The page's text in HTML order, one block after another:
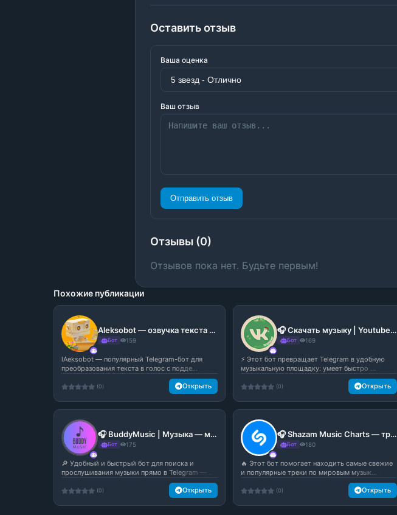
Оставить отзыв
Ваша оценка
Ваш отзыв
Отправить отзыв
Отзывы (0)
Отзывов пока нет. Будьте первым!
Похожие публикации
Aleksobot — озвучка текста и мемная голосовая генерация | Бот Алёша
Бот 159
lAeksobot — популярный Telegram-бот для
преобразования текста в голос с подде...
(0) Открыть
🎧 Скачать музыку | Youtube Music — музыкальный бот в Telegram
Бот 169
⚡️ Этот бот превращает Telegram в удобную
музыкальную площадку: умеет быстро ...
(0) Открыть
🎧 BuddyMusic | Музыка — музыкальный бот в Telegram
Бот 175
🔎 Удобный и быстрый бот для поиска и
прослушивания музыки прямо в Telegram — ...
(0) Открыть
🎧 Shazam Music Charts — тренды и чарты музыки в Telegram
Бот 180
🔥 Этот бот помогает находить самые свежие
и популярные треки по мировым музык...
(0) Открыть